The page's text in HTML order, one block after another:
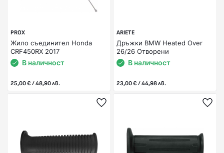
PROX
Жило съединител Honda
CRF450RX 2017
В наличност
25,00 € / 48,90 лв.
ARIETE
Дръжки BMW Heated Over
26/26 Отворени
В наличност
23,00 € / 44,98 лв.